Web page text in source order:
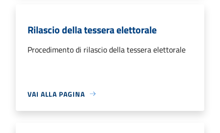
Rilascio della tessera elettorale
Procedimento di rilascio della tessera elettorale
VAI ALLA PAGINA